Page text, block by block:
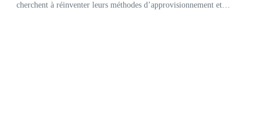
cherchent à réinventer leurs méthodes d’approvisionnement et…